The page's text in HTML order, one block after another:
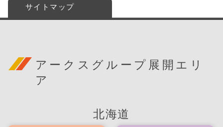
サイトマップ
アークスグループ展開エリ
ア
北海道